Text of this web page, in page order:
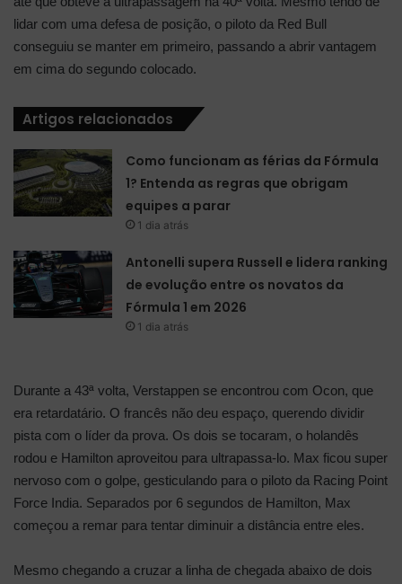
lidar com uma defesa de posição, o piloto da Red Bull
conseguiu se manter em primeiro, passando a abrir vantagem
em cima do segundo colocado.
Artigos relacionados
Como funcionam as férias da Fórmula
1? Entenda as regras que obrigam
equipes a parar
1 dia atrás
Antonelli supera Russell e lidera ranking
de evolução entre os novatos da
Fórmula 1 em 2026
1 dia atrás
Durante a 43ª volta, Verstappen se encontrou com Ocon, que
era retardatário. O francês não deu espaço, querendo dividir
pista com o líder da prova. Os dois se tocaram, o holandês
rodou e Hamilton aproveitou para ultrapassa-lo. Max ficou super
nervoso com o golpe, gesticulando para o piloto da Racing Point
Force India. Separados por 6 segundos de Hamilton, Max
começou a remar para tentar diminuir a distância entre eles.
Mesmo chegando a cruzar a linha de chegada abaixo de dois